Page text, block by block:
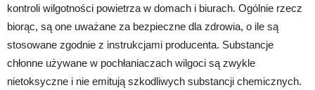
kontroli wilgotności powietrza w domach i biurach. Ogólnie rzecz
biorąc, są one uważane za bezpieczne dla zdrowia, o ile są
stosowane zgodnie z instrukcjami producenta. Substancje
chłonne używane w pochłaniaczach wilgoci są zwykle
nietoksyczne i nie emitują szkodliwych substancji chemicznych.